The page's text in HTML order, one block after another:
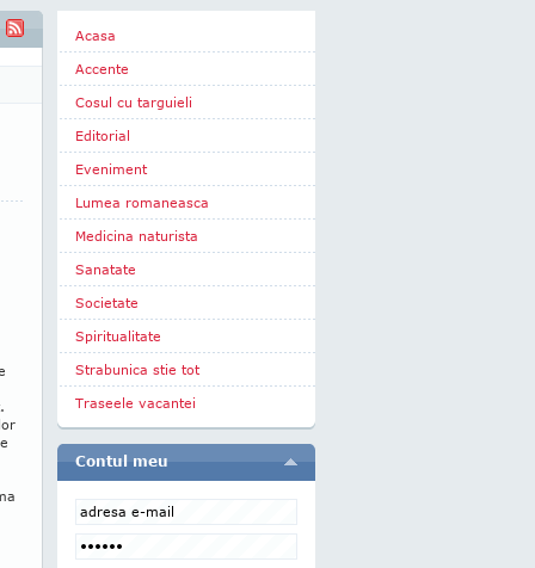
Acasa
Accente
Cosul cu targuieli
Editorial
Eveniment
Lumea romaneasca
Medicina naturista
Sanatate
Societate
Spiritualitate
Strabunica stie tot
Traseele vacantei
Contul meu